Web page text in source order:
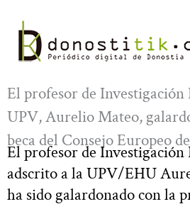
contenido
El profesor de Investigación
UPV, Aurelio Mateo,
beca del Consejo Europeo
El profesor de Investigación
adscrito a la UPV/EHU
ha sido galardonado con la